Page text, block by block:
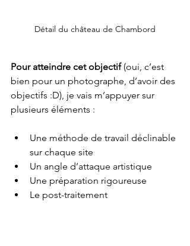
Détail du château de Chambord
Pour atteindre cet objectif (oui, c’est
bien pour un photographe, d’avoir des
objectifs :D), je vais m’appuyer sur
plusieurs éléments :
Une méthode de travail déclinable
sur chaque site
Un angle d’attaque artistique
Une préparation rigoureuse
Le post-traitement